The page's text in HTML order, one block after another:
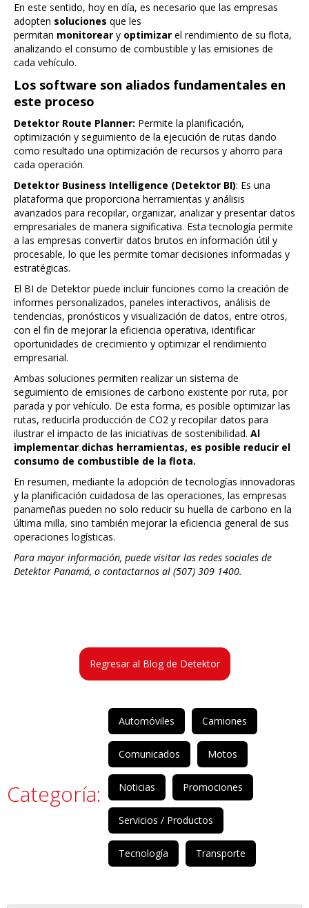
En este sentido, hoy en día, es necesario que las empresas
adopten soluciones que les
permitan monitorear y optimizar el rendimiento de su flota,
analizando el consumo de combustible y las emisiones de
cada vehículo.
Los software son aliados fundamentales en
este proceso
Detektor Route Planner: Permite la planificación,
optimización y seguimiento de la ejecución de rutas dando
como resultado una optimización de recursos y ahorro para
cada operación.
Detektor Business Intelligence (Detektor BI): Es una
plataforma que proporciona herramientas y análisis
avanzados para recopilar, organizar, analizar y presentar datos
empresariales de manera significativa. Esta tecnología permite
a las empresas convertir datos brutos en información útil y
procesable, lo que les permite tomar decisiones informadas y
estratégicas.
El BI de Detektor puede incluir funciones como la creación de
informes personalizados, paneles interactivos, análisis de
tendencias, pronósticos y visualización de datos, entre otros,
con el fin de mejorar la eficiencia operativa, identificar
oportunidades de crecimiento y optimizar el rendimiento
empresarial.
Ambas soluciones permiten realizar un sistema de
seguimiento de emisiones de carbono existente por ruta, por
parada y por vehículo. De esta forma, es posible optimizar las
rutas, reducirla producción de CO2 y recopilar datos para
ilustrar el impacto de las iniciativas de sostenibilidad. Al
implementar dichas herramientas, es posible reducir el
consumo de combustible de la flota.
En resumen, mediante la adopción de tecnologías innovadoras
y la planificación cuidadosa de las operaciones, las empresas
panameñas pueden no solo reducir su huella de carbono en la
última milla, sino también mejorar la eficiencia general de sus
operaciones logísticas.
Para mayor información, puede visitar las redes sociales de
Detektor Panamá, o contactarnos al (507) 309 1400.
Regresar al Blog de Detektor
Categoría:
Automóviles Camiones
Comunicados Motos
Noticias Promociones
Servicios / Productos
Tecnología Transporte